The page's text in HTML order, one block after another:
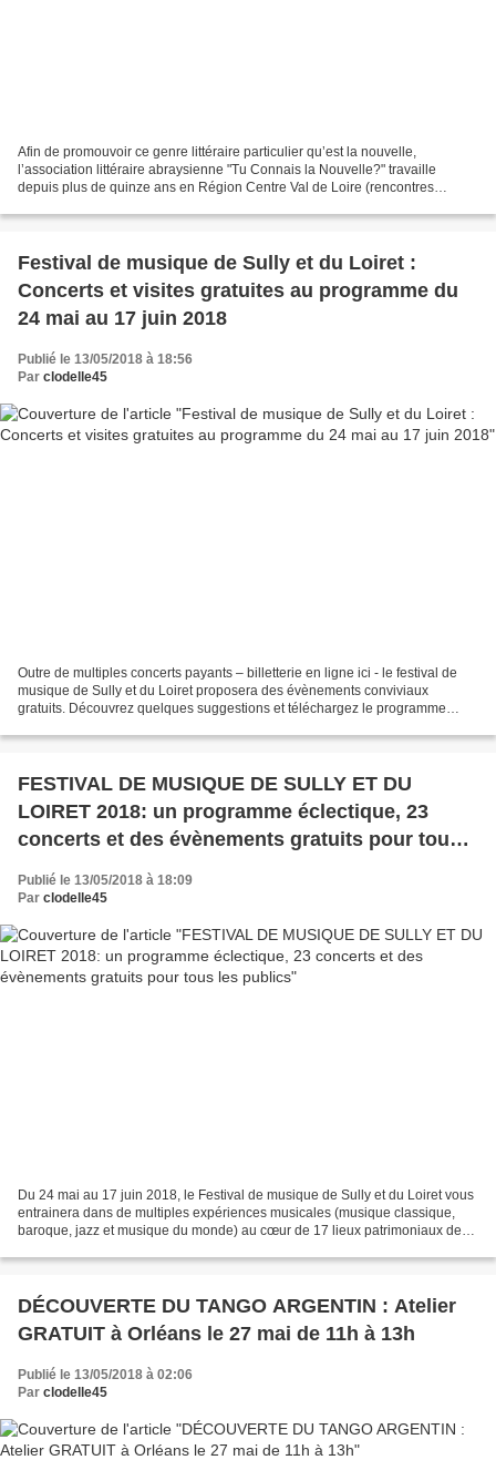
Afin de promouvoir ce genre littéraire particulier qu’est la nouvelle,
l’association littéraire abraysienne "Tu Connais la Nouvelle?" travaille
depuis plus de quinze ans en Région Centre Val de Loire (rencontres
Festival de musique de Sully et du Loiret :
Concerts et visites gratuites au programme du
24 mai au 17 juin 2018
Publié le 13/05/2018 à 18:56
Par clodelle45
Outre de multiples concerts payants – billetterie en ligne ici - le festival de
musique de Sully et du Loiret proposera des évènements conviviaux
gratuits. Découvrez quelques suggestions et téléchargez le programme
FESTIVAL DE MUSIQUE DE SULLY ET DU
LOIRET 2018: un programme éclectique, 23
concerts et des évènements gratuits pour tous
les publics
Publié le 13/05/2018 à 18:09
Par clodelle45
Du 24 mai au 17 juin 2018, le Festival de musique de Sully et du Loiret vous
entrainera dans de multiples expériences musicales (musique classique,
baroque, jazz et musique du monde) au cœur de 17 lieux patrimoniaux de
DÉCOUVERTE DU TANGO ARGENTIN : Atelier
GRATUIT à Orléans le 27 mai de 11h à 13h
Publié le 13/05/2018 à 02:06
Par clodelle45